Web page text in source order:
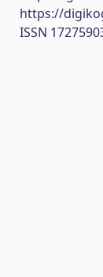
https://
ISSN